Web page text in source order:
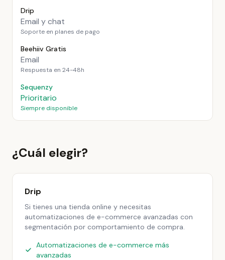
Drip
Email y chat
Soporte en planes de pago
Beehiiv Gratis
Email
Respuesta en 24-48h
Sequenzy
Prioritario
Siempre disponible
¿Cuál elegir?
Drip
Si tienes una tienda online y necesitas
automatizaciones de e-commerce avanzadas con
segmentación por comportamiento de compra.
Automatizaciones de e-commerce más
avanzadas